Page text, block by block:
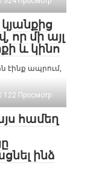
որ մի այլ
և կինո
էինք ապրում,
122 Просмотр
համեղ
ինձ